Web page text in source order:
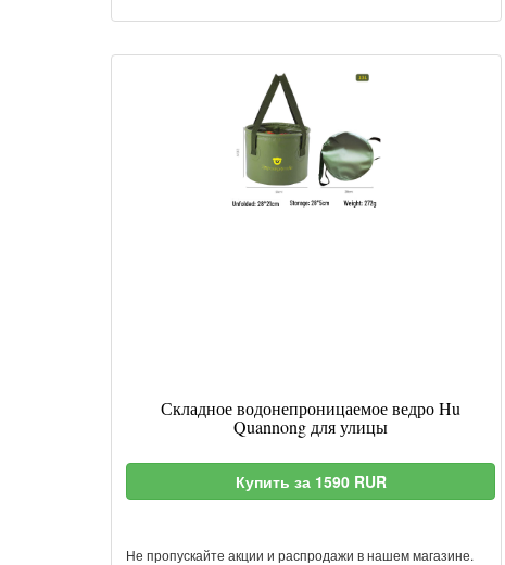
Складное водонепроницаемое ведро Hu
Quannong для улицы
Купить за 1590 RUR
Не пропускайте акции и распродажи в нашем магазине.